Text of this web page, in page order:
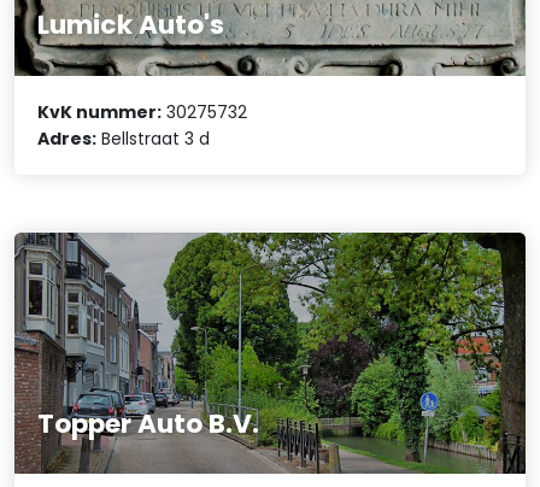
Lumick Auto's
KvK nummer: 30275732
Adres: Bellstraat 3 d
Topper Auto B.V.